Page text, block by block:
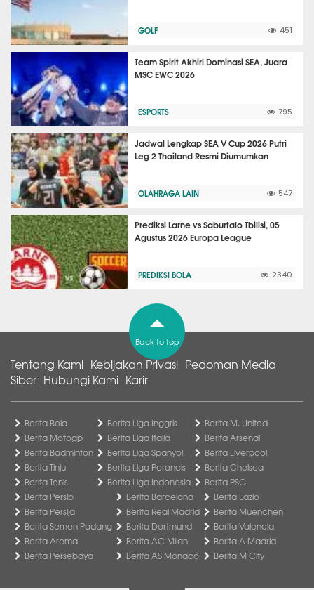
GOLF 451
Team Spirit Akhiri Dominasi SEA, Juara
MSC EWC 2026
ESPORTS 795
Jadwal Lengkap SEA V Cup 2026 Putri
Leg 2 Thailand Resmi Diumumkan
OLAHRAGA LAIN 547
Prediksi Larne vs Saburtalo Tbilisi, 05
Agustus 2026 Europa League
PREDIKSI BOLA 2340
Back to top
Tentang Kami Kebijakan Privasi Pedoman Media
Siber Hubungi Kami Karir
Berita Bola
Berita Motogp
Berita Badminton
Berita Tinju
Berita Tenis
Berita Liga Inggris
Berita Liga Italia
Berita Liga Spanyol
Berita Liga Perancis
Berita Liga Indonesia
Berita M. United
Berita Arsenal
Berita Liverpool
Berita Chelsea
Berita PSG
Berita Persib
Berita Persija
Berita Semen Padang
Berita Arema
Berita Persebaya
Berita Barcelona
Berita Real Madrid
Berita Dortmund
Berita AC Milan
Berita AS Monaco
Berita Lazio
Berita Muenchen
Berita Valencia
Berita A Madrid
Berita M City